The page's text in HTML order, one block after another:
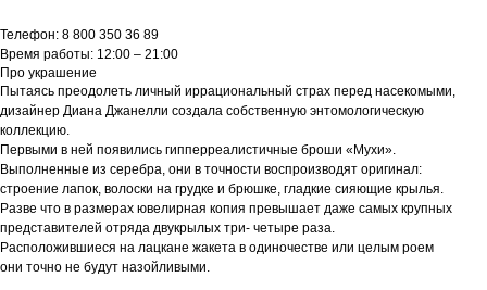
Телефон: 8 800 350 36 89
Время работы: 12:00 – 21:00
Про украшение
Пытаясь преодолеть личный иррациональный страх перед насекомыми,
дизайнер Диана Джанелли создала собственную энтомологическую
коллекцию.
Первыми в ней появились гипперреалистичные броши «Мухи».
Выполненные из серебра, они в точности воспроизводят оригинал:
строение лапок, волоски на грудке и брюшке, гладкие сияющие крылья.
Разве что в размерах ювелирная копия превышает даже самых крупных
представителей отряда двукрылых три- четыре раза.
Расположившиеся на лацкане жакета в одиночестве или целым роем
они точно не будут назойливыми.